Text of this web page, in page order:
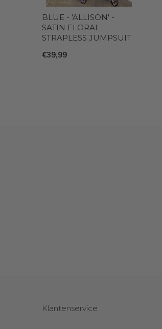
BLUE - 'ALLISON' -
SATIN FLORAL
STRAPLESS JUMPSUIT
€39,99
Klantenservice